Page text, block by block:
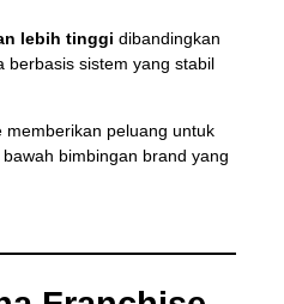
lebih tinggi dibandingkan
berbasis sistem yang stabil
memberikan peluang untuk
bimbingan brand yang